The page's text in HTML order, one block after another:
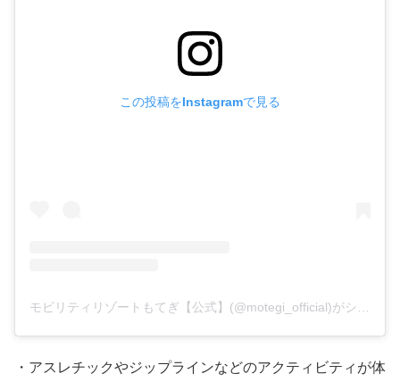
この投稿をInstagramで見る
・アスレチックやジップラインなどのアクティビティが体